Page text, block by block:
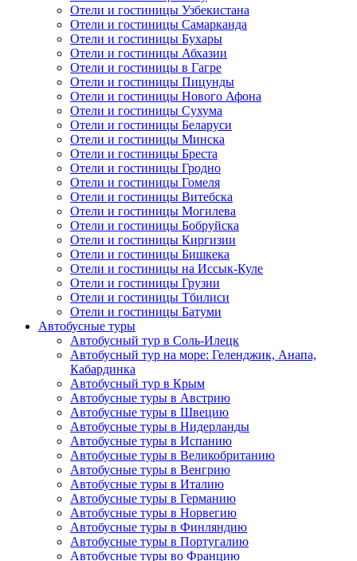
Отели и гостиницы Узбекистана
Отели и гостиницы Самарканда
Отели и гостиницы Бухары
Отели и гостиницы Абхазии
Отели и гостиницы в Гагре
Отели и гостиницы Пицунды
Отели и гостиницы Нового Афона
Отели и гостиницы Сухума
Отели и гостиницы Беларуси
Отели и гостиницы Минска
Отели и гостиницы Бреста
Отели и гостиницы Гродно
Отели и гостиницы Гомеля
Отели и гостиницы Витебска
Отели и гостиницы Могилева
Отели и гостиницы Бобруйска
Отели и гостиницы Киргизии
Отели и гостиницы Бишкека
Отели и гостиницы на Иссык-Куле
Отели и гостиницы Грузии
Отели и гостиницы Тбилиси
Отели и гостиницы Батуми
Автобусные туры
Автобусный тур в Соль-Илецк
Автобусный тур на море: Геленджик, Анапа,
Кабардинка
Автобусный тур в Крым
Автобусные туры в Австрию
Автобусные туры в Швецию
Автобусные туры в Нидерланды
Автобусные туры в Испанию
Автобусные туры в Великобританию
Автобусные туры в Венгрию
Автобусные туры в Италию
Автобусные туры в Германию
Автобусные туры в Норвегию
Автобусные туры в Финляндию
Автобусные туры в Португалию
Автобусные туры во Францию